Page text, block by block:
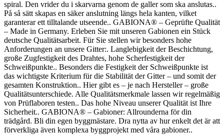
spiral. Den vrider du i skarvarna genom de galler som ska anslutas..
På så sätt skapas en säker anslutning längs hela kanten, vilket
garanterar ett tilltalande utseende.. GABIONA® – Geprüfte Qualität
– Made in Germany. Erleben Sie mit unseren Gabionen ein Stück
deutsche Qualitätsarbeit. Für Sie stellen wir besonders hohe
Anforderungen an unsere Gitter:. Langlebigkeit der Beschichtung,
große Zugfestigkeit des Drahtes, hohe Scherfestigkeit der
Schweißpunkte.. Besonders die Festigkeit der Schweißpunkte ist
das wichtigste Kriterium für die Stabilität der Gitter – und somit der
gesamten Konstruktion.. Hier gibt es – je nach Hersteller – große
Qualitätsunterschiede. Alle Qualitätsmerkmale lassen wir regelmäßig
von Prüflaboren testen.. Das hohe Niveau unserer Qualität ist Ihre
Sicherheit.. GABIONA® – Gabioner: Allrounderna för din
trädgård. Bli din egen byggmästare. Dra nytta av hur enkelt det är att
förverkliga även komplexa byggprojekt med våra gabioner..